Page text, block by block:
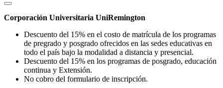
Corporación Universitaria UniRemington
Descuento del 15% en el costo de matrícula de los programas
de pregrado y posgrado ofrecidos en las sedes educativas en
todo el país bajo la modalidad a distancia y presencial.
Descuento del 15% en los programas de posgrado, educación
continua y Extensión.
No cobro del formulario de inscripción.